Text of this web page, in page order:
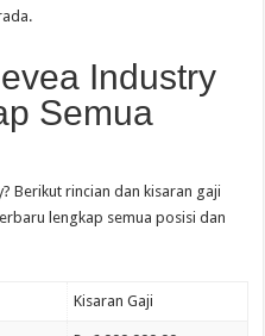
Industry
Semua
Berikut rincian dan kisaran gaji
lengkap semua posisi dan
Kisaran Gaji